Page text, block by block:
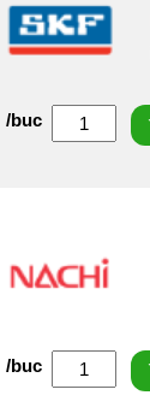
Cantitate
/buc
Cantitate
NACHI
/buc